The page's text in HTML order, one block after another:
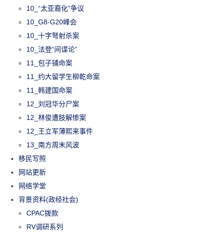
10_“太亚裔化”争议
10_G8-G20峰会
10_十字弩射杀案
10_法登“间谍论”
11_包子铺命案
11_约大留学生柳乾命案
11_韩建国命案
12_刘冠华分尸案
12_林俊遭肢解惨案
12_王立军薄熙来事件
13_南方周末风波
移民写照
网站更新
网络学堂
背景资料(政经社会)
CPAC拨款
RV调研系列